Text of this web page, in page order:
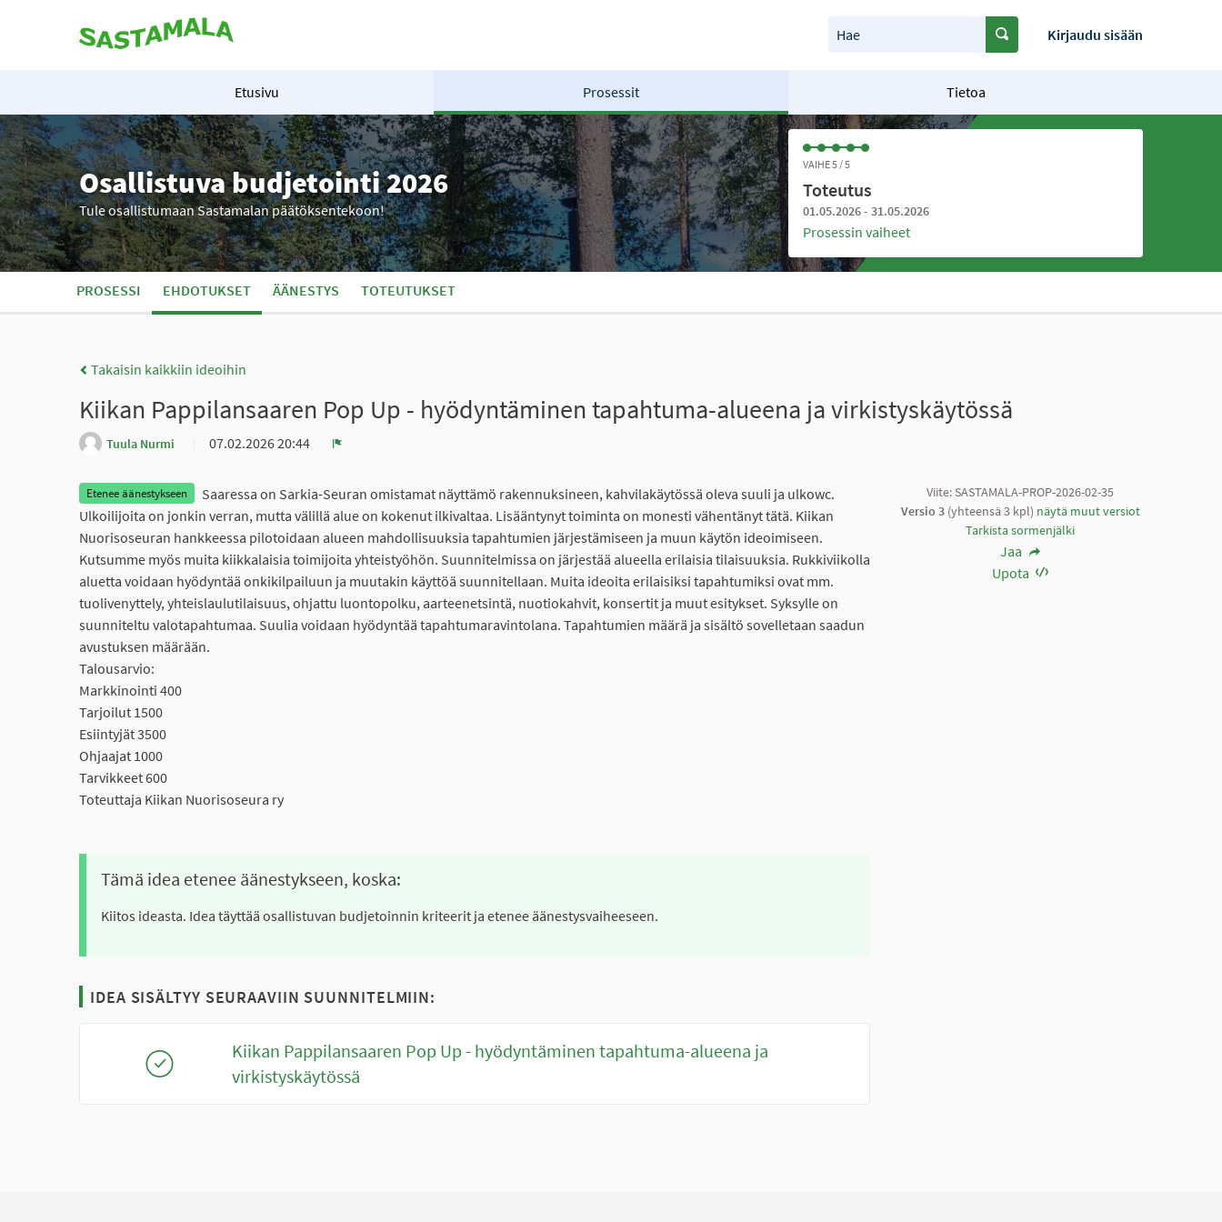
Hae Kirjaudu sisään
Etusivu Prosessit Tietoa
Osallistuva budjetointi 2026
Tule osallistumaan Sastamalan päätöksentekoon!
VAIHE 5 / 5
Toteutus
01.05.2026 - 31.05.2026
Prosessin vaiheet
PROSESSI EHDOTUKSET ÄÄNESTYS TOTEUTUKSET
Takaisin kaikkiin ideoihin
Kiikan Pappilansaaren Pop Up - hyödyntäminen tapahtuma-alueena ja virkistyskäytössä
Tuula Nurmi
07.02.2026 20:44
Etenee äänestykseen
Saaressa on Sarkia-Seuran omistamat näyttämö rakennuksineen, kahvilakäytössä oleva suuli ja ulkowc.
Ulkoilijoita on jonkin verran, mutta välillä alue on kokenut ilkivaltaa. Lisääntynyt toiminta on monesti vähentänyt tätä. Kiikan
Nuorisoseuran hankkeessa pilotoidaan alueen mahdollisuuksia tapahtumien järjestämiseen ja muun käytön ideoimiseen.
Kutsumme myös muita kiikkalaisia toimijoita yhteistyöhön. Suunnitelmissa on järjestää alueella erilaisia tilaisuuksia. Rukkiviikolla
aluetta voidaan hyödyntää onkikilpailuun ja muutakin käyttöä suunnitellaan. Muita ideoita erilaisiksi tapahtumiksi ovat mm.
tuolivenyttely, yhteislaulutilaisuus, ohjattu luontopolku, aarteenetsintä, nuotiokahvit, konsertit ja muut esitykset. Syksylle on
suunniteltu valotapahtumaa. Suulia voidaan hyödyntää tapahtumaravintolana. Tapahtumien määrä ja sisältö sovelletaan saadun
avustuksen määrään.
Talousarvio:
Markkinointi 400
Tarjoilut 1500
Esiintyjät 3500
Ohjaajat 1000
Tarvikkeet 600
Toteuttaja Kiikan Nuorisoseura ry
Tämä idea etenee äänestykseen, koska:
Kiitos ideasta. Idea täyttää osallistuvan budjetoinnin kriteerit ja etenee äänestysvaiheeseen.
IDEA SISÄLTYY SEURAAVIIN SUUNNITELMIIN:
Kiikan Pappilansaaren Pop Up - hyödyntäminen tapahtuma-alueena ja
virkistyskäytössä
Viite: SASTAMALA-PROP-2026-02-35
Versio 3(yhteensä 3 kpl) näytä muut versiot
Tarkista sormenjälki
Jaa
Upota